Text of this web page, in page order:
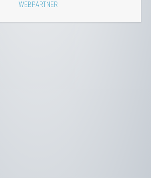
WEBPARTNER